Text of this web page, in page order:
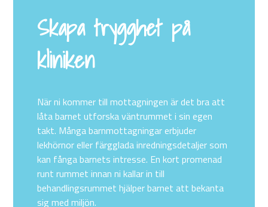
Skapa trygghet på
kliniken
När ni kommer till mottagningen är det bra att
låta barnet utforska väntrummet i sin egen
takt. Många barnmottagningar erbjuder
lekhörnor eller färgglada inredningsdetaljer som
kan fånga barnets intresse. En kort promenad
runt rummet innan ni kallar in till
behandlingsrummet hjälper barnet att bekanta
sig med miljön.